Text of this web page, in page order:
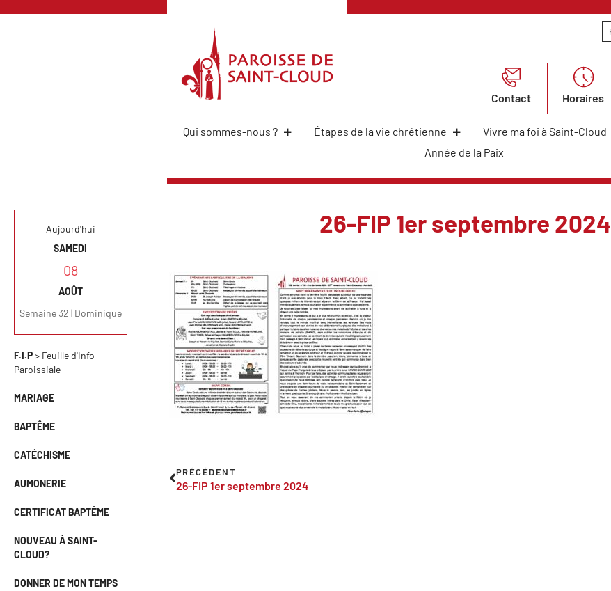
Contact Horaires
Qui sommes-nous ? Étapes de la vie chrétienne Vivre ma foi à Saint-Cloud
Année de la Paix
Aujourd'hui
SAMEDI
08
AOÛT
Semaine 32 | Dominique
F.I.P> Feuille d'Info
Paroissiale
MARIAGE
BAPTÊME
CATÉCHISME
AUMONERIE
CERTIFICAT BAPTÊME
NOUVEAU À SAINT-
CLOUD?
DONNER DE MON TEMPS
26-FIP 1er septembre 2024
PRÉCÉDENT
26-FIP 1er septembre 2024